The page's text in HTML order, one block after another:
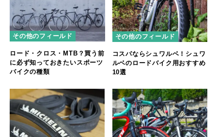
その他のフィールド
ロード・クロス・MTB？買う前
に必ず知っておきたいスポーツ
バイクの種類
その他のフィールド
コスパならシュワルベ！シュワ
ルベのロードバイク用おすすめ
10選